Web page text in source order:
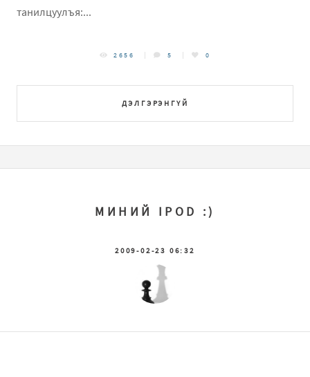
танилцуулъя:...
ДЭЛГЭРЭНГҮЙ
2656 5 0
МИНИЙ IPOD :)
2009-02-23 06:32